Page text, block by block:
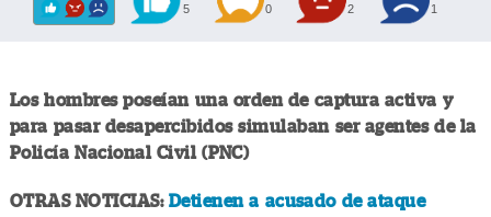
5 0 2 1
Los hombres poseían una orden de captura activa y
para pasar desapercibidos simulaban ser agentes de la
Policía Nacional Civil (PNC)
OTRAS NOTICIAS: Detienen a acusado de ataque